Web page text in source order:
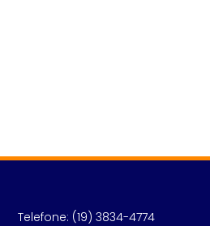
Telefone: (19) 3834-4774